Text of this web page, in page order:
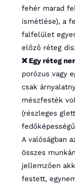
fehér marad
ismétlése), a
falfelület
előző réteg
❌ Egy réteg
porózus vagy
csak
mészfesték
(részleges
A valóságban
összes
jellemzően
festett,